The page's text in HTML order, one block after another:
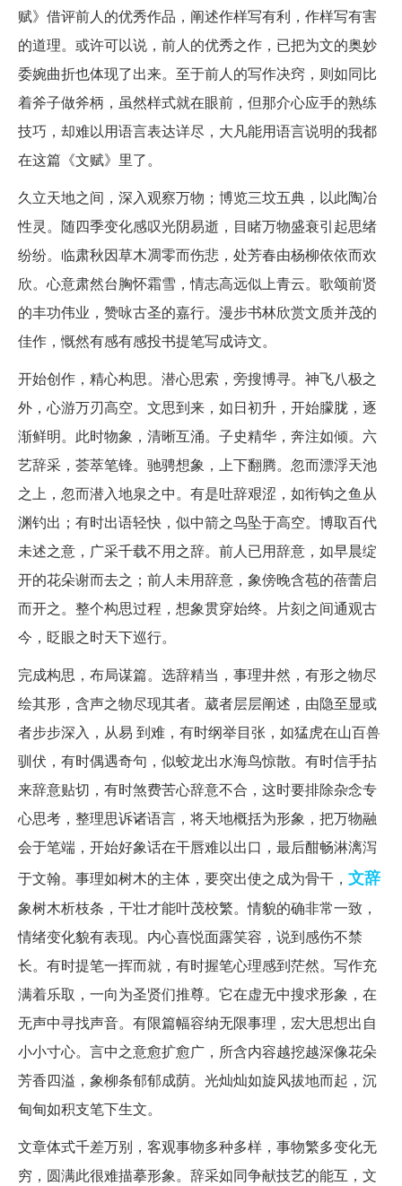
赋》借评前人的优秀作品，阐述作样写有利，作样写有害
的道理。或许可以说，前人的优秀之作，已把为文的奥妙
委婉曲折也体现了出来。至于前人的写作决窍，则如同比
着斧子做斧柄，虽然样式就在眼前，但那介心应手的熟练
技巧，却难以用语言表达详尽，大凡能用语言说明的我都
在这篇《文赋》里了。
久立天地之间，深入观察万物；博览三坟五典，以此陶冶
性灵。随四季变化感叹光阴易逝，目睹万物盛衰引起思绪
纷纷。临肃秋因草木凋零而伤悲，处芳春由杨柳依依而欢
欣。心意肃然台胸怀霜雪，情志高远似上青云。歌颂前贤
的丰功伟业，赞咏古圣的嘉行。漫步书林欣赏文质并茂的
佳作，慨然有感有感投书提笔写成诗文。
开始创作，精心构思。潜心思索，旁搜博寻。神飞八极之
外，心游万刃高空。文思到来，如日初升，开始朦胧，逐
渐鲜明。此时物象，清晰互涌。子史精华，奔注如倾。六
艺辞采，荟萃笔锋。驰骋想象，上下翻腾。忽而漂浮天池
之上，忽而潜入地泉之中。有是吐辞艰涩，如衔钩之鱼从
渊钓出；有时出语轻快，似中箭之鸟坠于高空。博取百代
未述之意，广采千载不用之辞。前人已用辞意，如早晨绽
开的花朵谢而去之；前人未用辞意，象傍晚含苞的蓓蕾启
而开之。整个构思过程，想象贯穿始终。片刻之间通观古
今，眨眼之时天下巡行。
完成构思，布局谋篇。选辞精当，事理井然，有形之物尽
绘其形，含声之物尽现其者。葳者层层阐述，由隐至显或
者步步深入，从易 到难，有时纲举目张，如猛虎在山百兽
驯伏，有时偶遇奇句，似蛟龙出水海鸟惊散。有时信手拈
来辞意贴切，有时煞费苦心辞意不合，这时要排除杂念专
心思考，整理思诉诸语言，将天地概括为形象，把万物融
会于笔端，开始好象话在干唇难以出口，最后酣畅淋漓泻
于文翰。事理如树木的主体，要突出使之成为骨干， 文辞
象树木析枝条，干壮才能叶茂校繁。情貌的确非常一致，
情绪变化貌有表现。内心喜悦面露笑容，说到感伤不禁
长。有时提笔一挥而就，有时握笔心理感到茫然。写作充
满着乐取，一向为圣贤们推尊。它在虚无中搜求形象，在
无声中寻找声音。有限篇幅容纳无限事理，宏大思想出自
小小寸心。言中之意愈扩愈广，所含内容越挖越深像花朵
芳香四溢，象柳条郁郁成荫。光灿灿如旋风拔地而起，沉
甸甸如积支笔下生文。
文章体式千差万别，客观事物多种多样，事物繁多变化无
穷，圆满此很难描摹形象。辞采如同争献技艺的能互，文